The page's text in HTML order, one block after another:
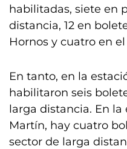
habilitadas, siete en
distancia, 12 en
Hornos y cuatro en
En tanto, en la
habilitaron seis
larga distancia. En la
Martín, hay cuatro
sector de larga